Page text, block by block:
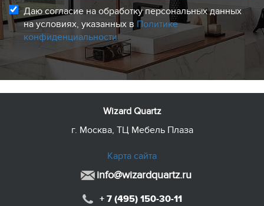
Даю согласие на обработку персональных данных
на условиях, указанных в Политике
конфиденциальности
Wizard Quartz
г. Москва, ТЦ Мебель Плаза
Карта сайта
info@wizardquartz.ru
+ 7 (495) 150-30-11